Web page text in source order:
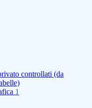
controllati (da
1